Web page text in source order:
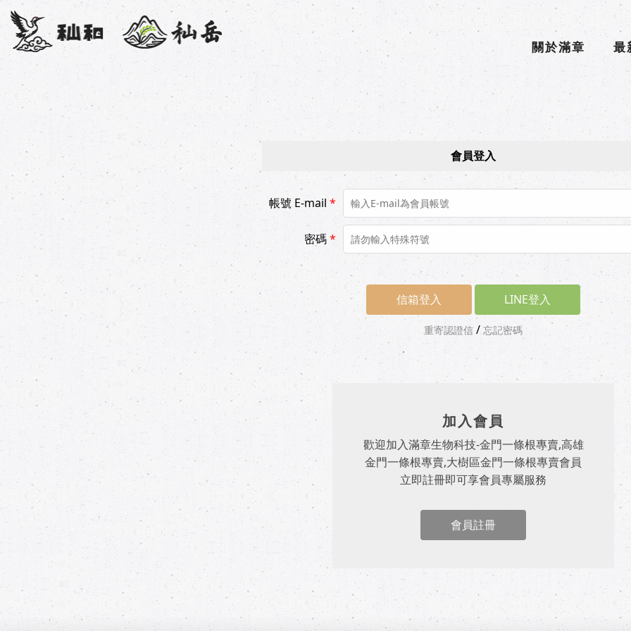
關於滿章 最
會員登入
帳號 E-mail *
密碼*
LINE登入
重寄認證信 / 忘記密碼
加入會員
歡迎加入滿章生物科技-金門一條根專賣,高雄
金門一條根專賣,大樹區金門一條根專賣會員
立即註冊即可享會員專屬服務
會員註冊